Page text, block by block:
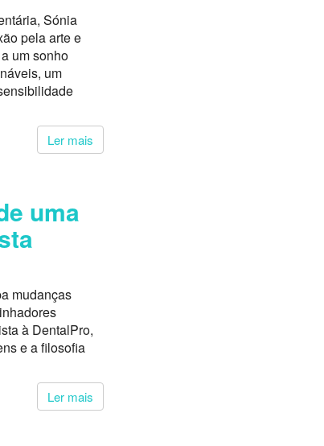
Sónia
pela arte e
um sonho
um
Ler mais
uma
mudanças
à DentalPro,
e a filosofia
Ler mais